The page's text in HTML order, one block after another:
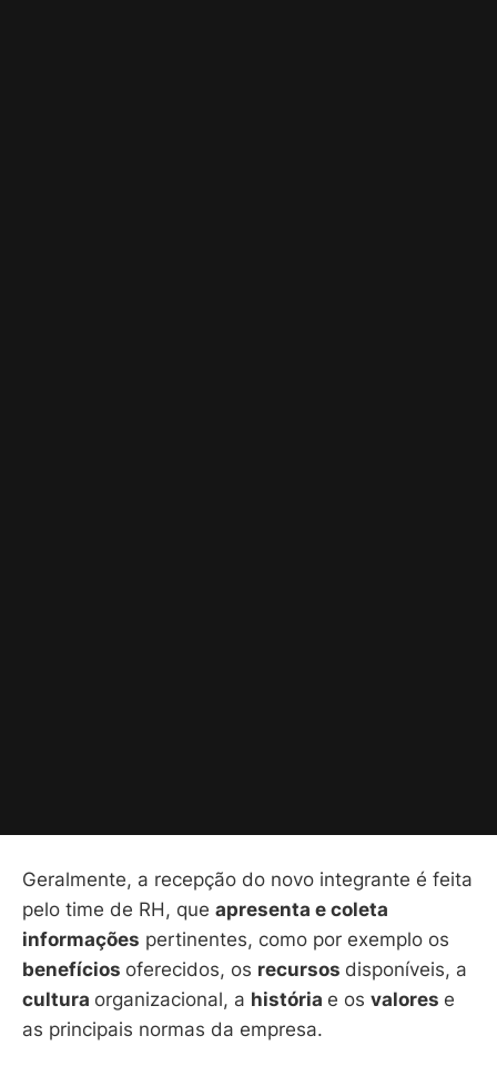
Geralmente, a recepção do novo integrante é feita
pelo time de RH, que apresenta e coleta
informações pertinentes, como por exemplo os
benefícios oferecidos, os recursos disponíveis, a
cultura organizacional, a história e os valores e
as principais normas da empresa.